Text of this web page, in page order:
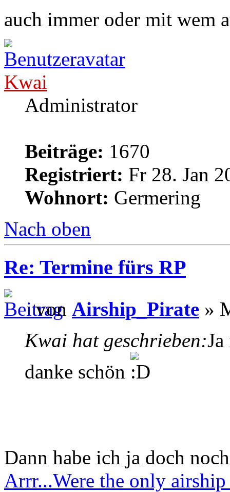
auch immer oder mit wem
Kwai
Administrator
Beiträge: 1670
Registriert: Fr 28. Jan
Wohnort: Germering
Nach oben
Re: Termine fürs RP
von Airship_Pirate »
Kwai hat geschrieben:
danke schön
Dann habe ich ja doch
Arrr...Were the only